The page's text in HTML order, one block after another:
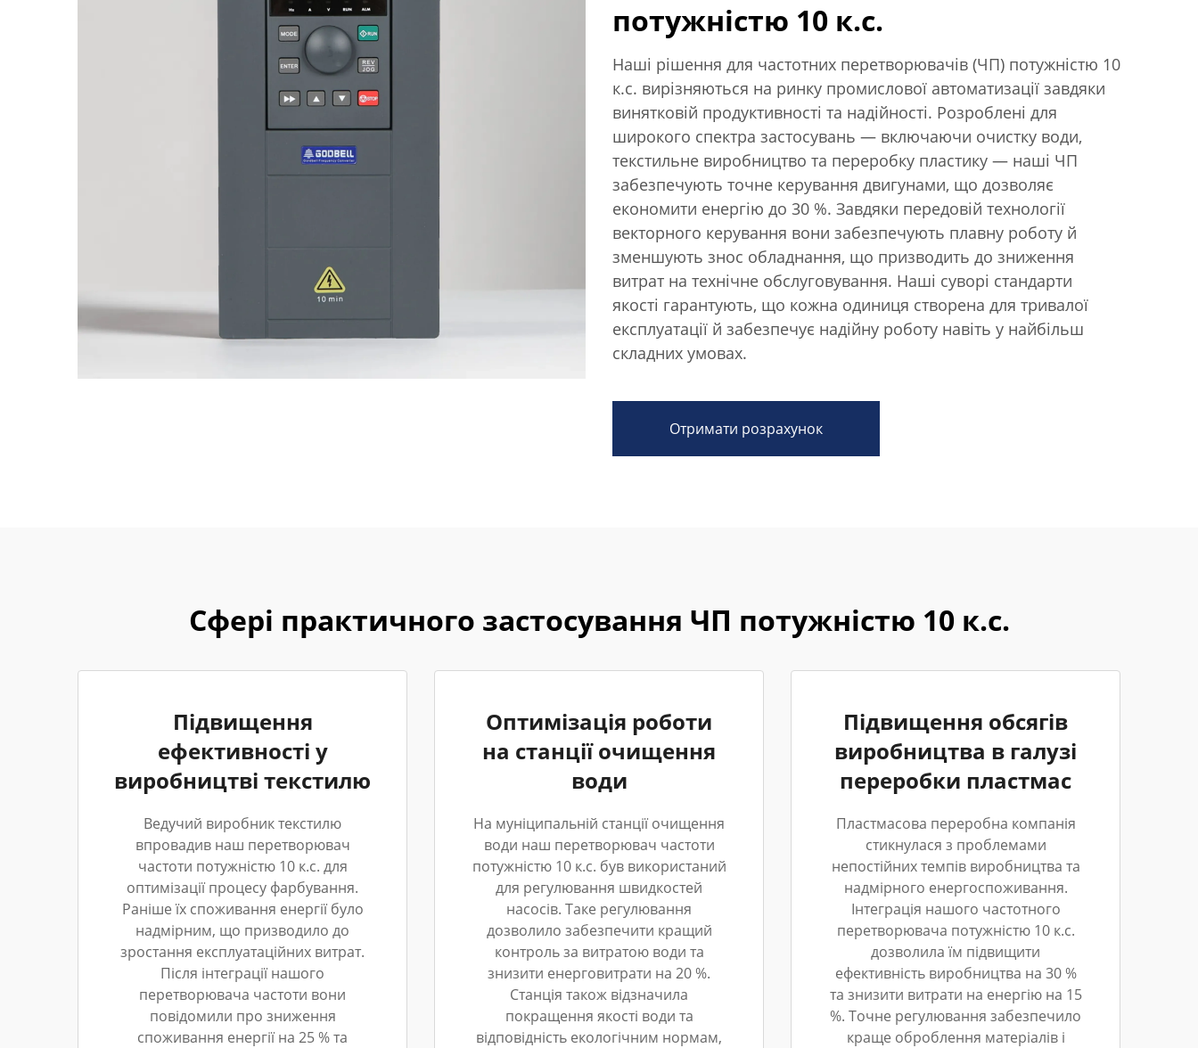
потужністю 10 к.с.
Наші рішення для частотних перетворювачів (ЧП) потужністю 10
к.с. вирізняються на ринку промислової автоматизації завдяки
винятковій продуктивності та надійності. Розроблені для
широкого спектра застосувань — включаючи очистку води,
текстильне виробництво та переробку пластику — наші ЧП
забезпечують точне керування двигунами, що дозволяє
економити енергію до 30 %. Завдяки передовій технології
векторного керування вони забезпечують плавну роботу й
зменшують знос обладнання, що призводить до зниження
витрат на технічне обслуговування. Наші суворі стандарти
якості гарантують, що кожна одиниця створена для тривалої
експлуатації й забезпечує надійну роботу навіть у найбільш
складних умовах.
Отримати розрахунок
Сфері практичного застосування ЧП потужністю 10 к.с.
Підвищення
ефективності у
виробництві текстилю
Ведучий виробник текстилю
впровадив наш перетворювач
частоти потужністю 10 к.с. для
оптимізації процесу фарбування.
Раніше їх споживання енергії було
надмірним, що призводило до
зростання експлуатаційних витрат.
Після інтеграції нашого
перетворювача частоти вони
повідомили про зниження
споживання енергії на 25 % та
Оптимізація роботи
на станції очищення
води
На муніципальній станції очищення
води наш перетворювач частоти
потужністю 10 к.с. був використаний
для регулювання швидкостей
насосів. Таке регулювання
дозволило забезпечити кращий
контроль за витратою води та
знизити енерговитрати на 20 %.
Станція також відзначила
покращення якості води та
відповідність екологічним нормам,
Підвищення обсягів
виробництва в галузі
переробки пластмас
Пластмасова переробна компанія
стикнулася з проблемами
непостійних темпів виробництва та
надмірного енергоспоживання.
Інтеграція нашого частотного
перетворювача потужністю 10 к.с.
дозволила їм підвищити
ефективність виробництва на 30 %
та знизити витрати на енергію на 15
%. Точне регулювання забезпечило
краще оброблення матеріалів і